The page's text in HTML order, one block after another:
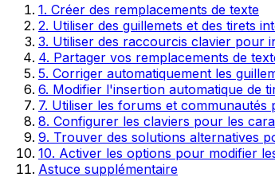
1. Créer des remplacements de texte
2. Utiliser des guillemets et des tirets
3. Utiliser des raccourcis clavier pour
4. Partager vos remplacements de
5. Corriger automatiquement les
6. Modifier l'insertion automatique de
7. Utiliser les forums et communautés
8. Configurer les claviers pour les
9. Trouver des solutions alternatives
10. Activer les options pour modifier
Astuce supplémentaire